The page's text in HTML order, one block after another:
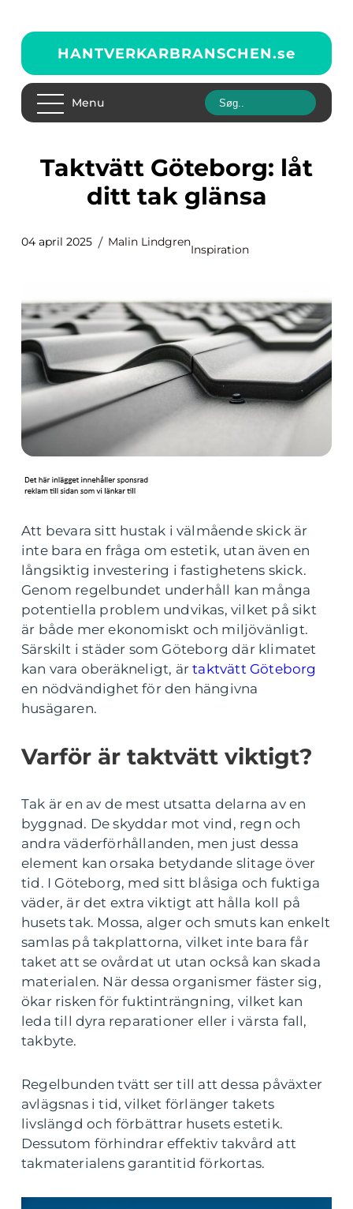
HANTVERKARBRANSCHEN.se
Menu
Taktvätt Göteborg: låt
ditt tak glänsa
04 april 2025 Malin Lindgren
Inspiration
Att bevara sitt hustak i välmående skick är
inte bara en fråga om estetik, utan även en
långsiktig investering i fastighetens skick.
Genom regelbundet underhåll kan många
potentiella problem undvikas, vilket på sikt
är både mer ekonomiskt och miljövänligt.
Särskilt i städer som Göteborg där klimatet
kan vara oberäkneligt, ärtaktvätt Göteborg
en nödvändighet för den hängivna
husägaren.
Varför är taktvätt viktigt?
Tak är en av de mest utsatta delarna av en
byggnad. De skyddar mot vind, regn och
andra väderförhållanden, men just dessa
element kan orsaka betydande slitage över
tid. I Göteborg, med sitt blåsiga och fuktiga
väder, är det extra viktigt att hålla koll på
husets tak. Mossa, alger och smuts kan enkelt
samlas på takplattorna, vilket inte bara får
taket att se ovårdat ut utan också kan skada
materialen. När dessa organismer fäster sig,
ökar risken för fuktinträngning, vilket kan
leda till dyra reparationer eller i värsta fall,
takbyte.
Regelbunden tvätt ser till att dessa påväxter
avlägsnas i tid, vilket förlänger takets
livslängd och förbättrar husets estetik.
Dessutom förhindrar effektiv takvård att
takmaterialens garantitid förkortas.